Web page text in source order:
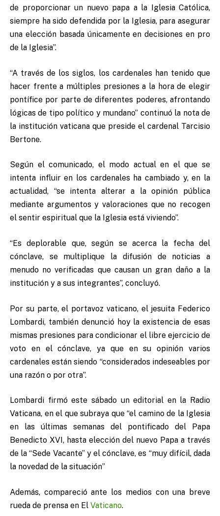
de proporcionar un nuevo papa a la Iglesia Católica,
siempre ha sido defendida por la Iglesia, para asegurar
una elección basada únicamente en decisiones en pro
de la Iglesia”.
“A través de los siglos, los cardenales han tenido que
hacer frente a múltiples presiones a la hora de elegir
pontífice por parte de diferentes poderes, afrontando
lógicas de tipo político y mundano” continuó la nota de
la institución vaticana que preside el cardenal Tarcisio
Bertone.
Según el comunicado, el modo actual en el que se
intenta influir en los cardenales ha cambiado y, en la
actualidad, “se intenta alterar a la opinión pública
mediante argumentos y valoraciones que no recogen
el sentir espiritual que la Iglesia está viviendo”.
“Es deplorable que, según se acerca la fecha del
cónclave, se multiplique la difusión de noticias a
menudo no verificadas que causan un gran daño a la
institución y a sus integrantes”, concluyó.
Por su parte, el portavoz vaticano, el jesuita Federico
Lombardi, también denunció hoy la existencia de esas
mismas presiones para condicionar el libre ejercicio de
voto en el cónclave, ya que en su opinión varios
cardenales están siendo “considerados indeseables por
una razón o por otra”.
Lombardi firmó este sábado un editorial en la Radio
Vaticana, en el que subraya que “el camino de la Iglesia
en las últimas semanas del pontificado del Papa
Benedicto XVI, hasta elección del nuevo Papa a través
de la “Sede Vacante” y el cónclave, es “muy difícil, dada
la novedad de la situación”
Además, compareció ante los medios con una breve
rueda de prensa en El Vaticano.